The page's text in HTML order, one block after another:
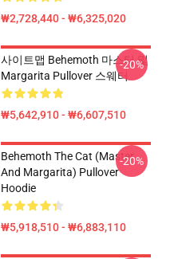
₩2,728,440 - ₩6,325,020
사이트맵 Behemoth 마스터 및
Margarita Pullover 스웨터
₩5,642,910 - ₩6,607,510
-20%
Behemoth The Cat (Master
And Margarita) Pullover
Hoodie
₩5,918,510 - ₩6,883,110
-20%